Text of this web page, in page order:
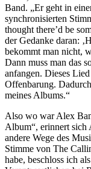
Band. „Er geht in
synchronisierten
thought there’d be
der Gedanke daran:
bekommt man nicht,
Dann muss man das
anfangen. Dieses
Offenbarung.
meines Albums.“
Also wo war Alex
Album“, erinnert sich
andere Wege des
Stimme von The
habe, beschloss ich